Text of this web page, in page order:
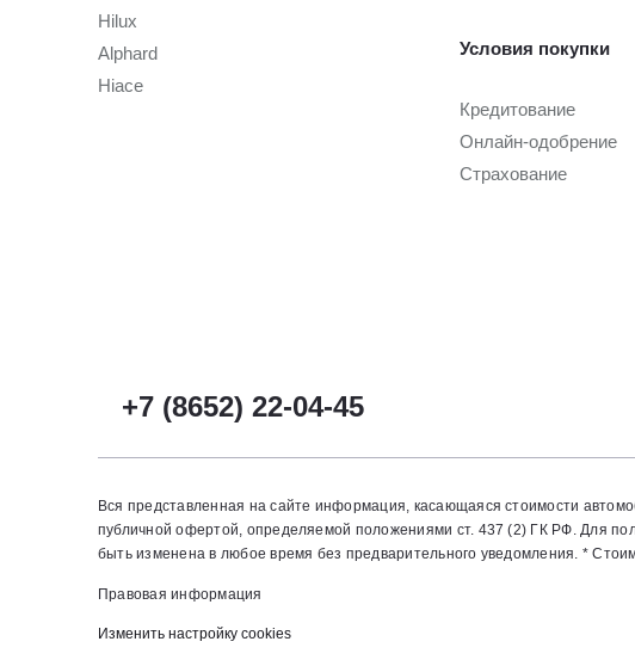
Hilux
Alphard
Hiace
Условия покупки
Кредитование
Онлайн-одобрение
Страхование
+7 (8652) 22-04-45
Вся представленная на сайте информация, касающаяся стоимости
публичной офертой, определяемой положениями ст. 437 (2) ГК РФ. Для
быть изменена в любое время без предварительного уведомления. *
Правовая информация
Изменить настройку cookies